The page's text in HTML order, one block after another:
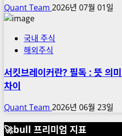
Quant Team 2026년 07월 01일
국내 주식
해외주식
서킷브레이커란? 필독 : 뜻 의
차이
Quant Team 2026년 06월 23일
🚀bull 프리미엄 지표